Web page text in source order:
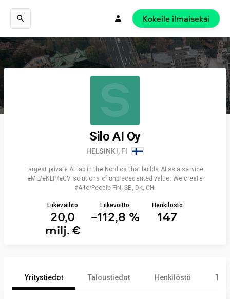
Kokeile ilmaiseksi
S
Silo AI Oy
HELSINKI, FI
Largest private AI lab in the Nordics that builds AI as a service.
#ML/#NLP/#CV solutions of unprecedented value. We create
#AIforPeople FIN, SE, DK, CH.
Liikevaihto
20,0
milj. €
Liikevoitto
−112,8 %
Henkilöstö
147
Yritystiedot Taloustiedot Henkilöstö